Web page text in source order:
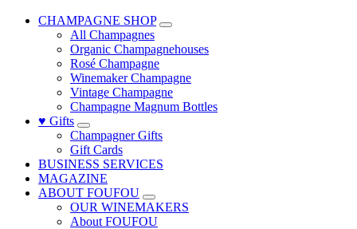
CHAMPAGNE SHOP
All Champagnes
Organic Champagnehouses
Rosé Champagne
Winemaker Champagne
Vintage Champagne
Champagne Magnum Bottles
♥ Gifts
Champagner Gifts
Gift Cards
BUSINESS SERVICES
MAGAZINE
ABOUT FOUFOU
OUR WINEMAKERS
About FOUFOU